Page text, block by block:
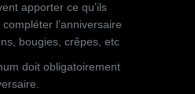
apporter ce qu’ils
l’anniversaire
bougies, crêpes, etc
doit obligatoirement